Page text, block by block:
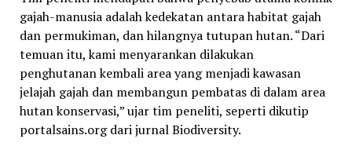
gajah-manusia adalah kedekatan antara habitat gajah
dan permukiman, dan hilangnya tutupan hutan. “Dari
temuan itu, kami menyarankan dilakukan
penghutanan kembali area yang menjadi kawasan
jelajah gajah dan membangun pembatas di dalam area
hutan konservasi,” ujar tim peneliti, seperti dikutip
portalsains.org dari jurnal Biodiversity.